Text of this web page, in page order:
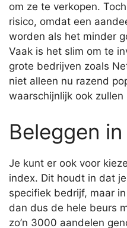
om ze te verkopen.
risico, omdat een
worden als het minder
Vaak is het slim om te
grote bedrijven zoals
niet alleen nu razend
waarschijnlijk ook zullen
Beleggen
Je kunt er ook voor
index. Dit houdt in dat
specifiek bedrijf, maar
dan dus de hele beurs
zo’n 3000 aandelen